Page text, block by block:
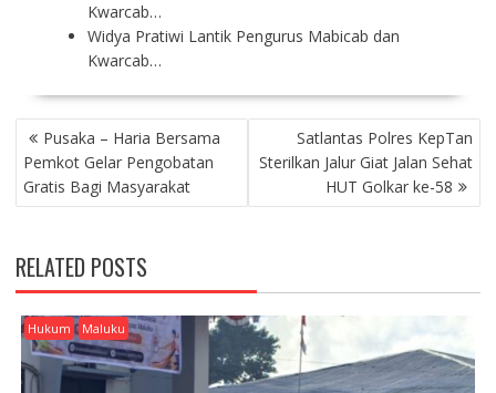
Kwarcab…
Widya Pratiwi Lantik Pengurus Mabicab dan
Kwarcab…
P
O
S
T
A
V
I
G
A
T
Pusaka – Haria Bersama
Pemkot Gelar Pengobatan
Gratis Bagi Masyarakat
Satlantas Polres KepTan
Sterilkan Jalur Giat Jalan Sehat
HUT Golkar ke-58
RELATED POSTS
Hukum Maluku